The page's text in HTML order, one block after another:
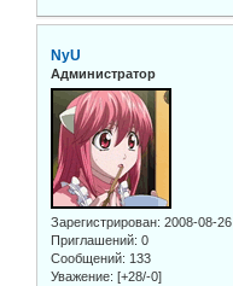
NyU
Администратор
Зарегистрирован: 2008-08-26
Приглашений: 0
Сообщений: 133
Уважение: [+28/-0]